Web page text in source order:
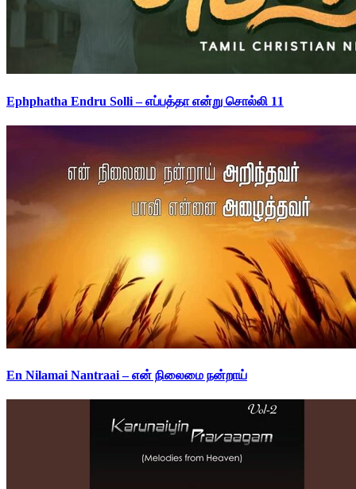
Ephphatha Endru Solli – எப்பத்தா என்று சொல்லி 11
En Nilamai Nantraai – என் நிலைமை நன்றாய்